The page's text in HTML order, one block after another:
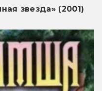
звезда» (2001)